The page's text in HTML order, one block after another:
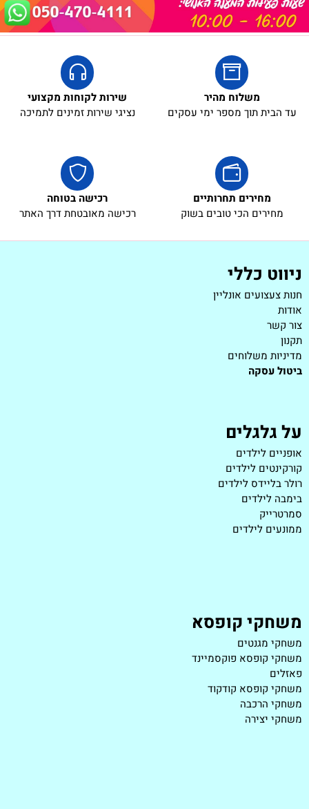
משלוח מהיר
עד הבית תוך מספר ימי עסקים
שירות לקוחות מקצועי
נציגי שירות זמינים לתמיכה
מחירים תחרותיים
מחירים הכי טובים בשוק
רכישה בטוחה
רכישה מאובטחת דרך האתר
ניווט כללי
חנות צעצועים אונליין
אודות
צור קשר
תקנון
מדיניות משלוחים
ביטול עסקה
על גלגלים
אופניים לילדים
קורקינטים לילדים
רולר בליידס לילדים
בימבה לילדים
סמרטרייק
ממונעים לילדים
משחקי קופסא
משחקי מגנטים
משחקי קופסא פוקסמיינד
פאזלים
משחקי קופסא קודקוד
משחקי הרכבה
משחקי יצירה